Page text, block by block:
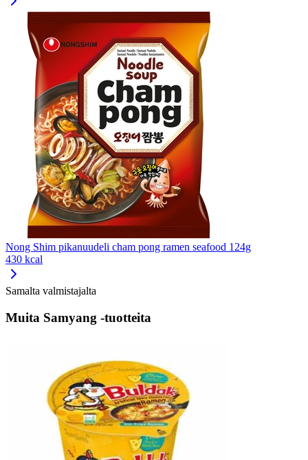
Nong Shim pikanuudeli cham pong ramen seafood 124g
430 kcal
Samalta valmistajalta
Muita Samyang -tuotteita